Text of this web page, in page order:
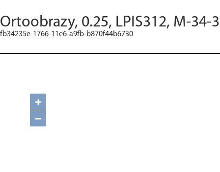
Ortoobrazy, 0.25, LPIS312, M-34-
fb34235e-1766-11e6-a9fb-b870f44b6730
+
−